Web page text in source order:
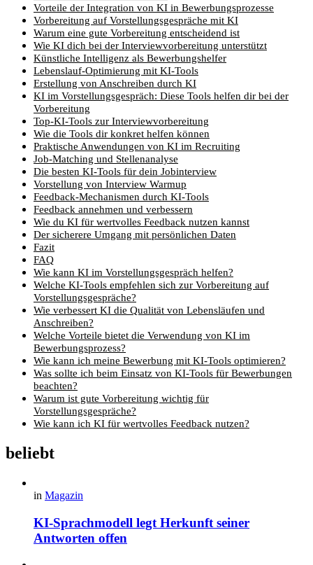
Vorteile der Integration von KI in Bewerbungsprozesse
Vorbereitung auf Vorstellungsgespräche mit KI
Warum eine gute Vorbereitung entscheidend ist
Wie KI dich bei der Interviewvorbereitung unterstützt
Künstliche Intelligenz als Bewerbungshelfer
Lebenslauf-Optimierung mit KI-Tools
Erstellung von Anschreiben durch KI
KI im Vorstellungsgespräch: Diese Tools helfen dir bei der
Vorbereitung
Top-KI-Tools zur Interviewvorbereitung
Wie die Tools dir konkret helfen können
Praktische Anwendungen von KI im Recruiting
Job-Matching und Stellenanalyse
Die besten KI-Tools für dein Jobinterview
Vorstellung von Interview Warmup
Feedback-Mechanismen durch KI-Tools
Feedback annehmen und verbessern
Wie du KI für wertvolles Feedback nutzen kannst
Der sicherere Umgang mit persönlichen Daten
Fazit
FAQ
Wie kann KI im Vorstellungsgespräch helfen?
Welche KI-Tools empfehlen sich zur Vorbereitung auf
Vorstellungsgespräche?
Wie verbessert KI die Qualität von Lebensläufen und
Anschreiben?
Welche Vorteile bietet die Verwendung von KI im
Bewerbungsprozess?
Wie kann ich meine Bewerbung mit KI-Tools optimieren?
Was sollte ich beim Einsatz von KI-Tools für Bewerbungen
beachten?
Warum ist gute Vorbereitung wichtig für
Vorstellungsgespräche?
Wie kann ich KI für wertvolles Feedback nutzen?
beliebt
in Magazin
KI-Sprachmodell legt Herkunft seiner
Antworten offen